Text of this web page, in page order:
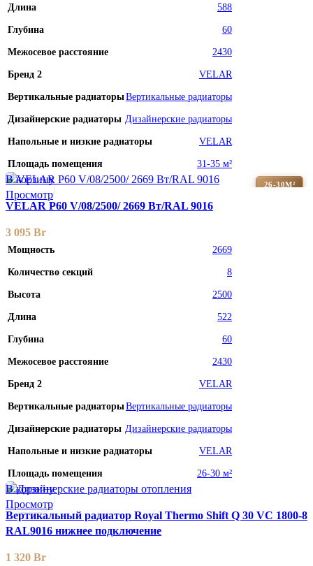
Длина
588
Глубина
60
Межосевое расстояние
2430
Бренд 2
VELAR
Вертикальные радиаторыВертикальные радиаторы
Дизайнерские радиаторы Дизайнерские радиаторы
Напольные и низкие радиаторы
VELAR
Площадь помещения
31-35 м²
В корзину
Просмотр
26-30М²
VELAR P60 V/08/2500/ 2669 Bт/RAL 9016
3 095 Br
Мощность
2669
Количество секций
8
Высота
2500
Длина
522
Глубина
60
Межосевое расстояние
2430
Бренд 2
VELAR
Вертикальные радиаторыВертикальные радиаторы
Дизайнерские радиаторы Дизайнерские радиаторы
Напольные и низкие радиаторы
VELAR
Площадь помещения
26-30 м²
В корзину
Просмотр
Вертикальный радиатор Royal Thermo Shift Q 30 VС 1800-8
RAL9016 нижнее подключение
1 320 Br